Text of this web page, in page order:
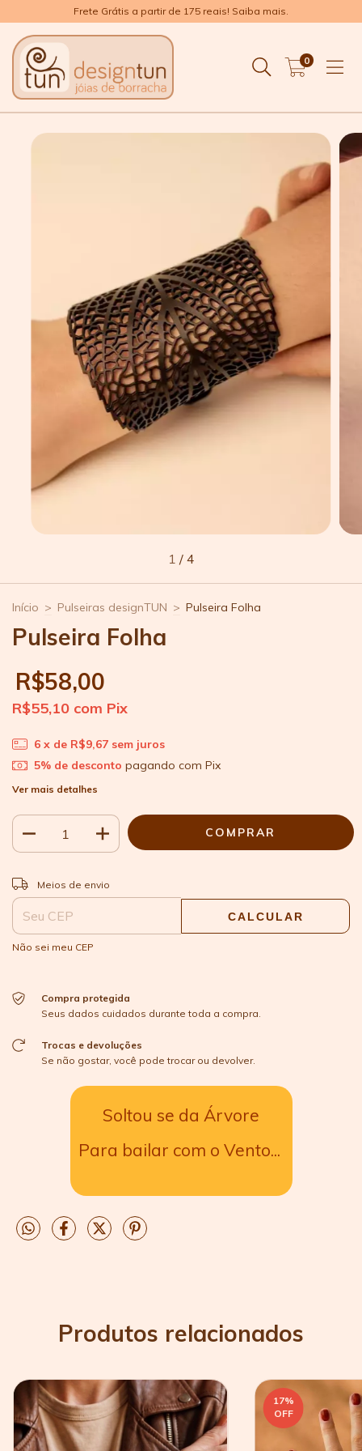
Frete Grátis a partir de 175 reais! Saiba mais.
0
1 / 4
Início > Pulseiras designTUN > Pulseira Folha
Pulseira Folha
R$58,00
R$55,10 com Pix
6 x de R$9,67 sem juros
5% de desconto pagando com Pix
Ver mais detalhes
Entregas para o CEP:
Meios de envio
CALCULAR
Não sei meu CEP
Compra protegida
Seus dados cuidados durante toda a compra.
Trocas e devoluções
Se não gostar, você pode trocar ou devolver.
Soltou se da Árvore
Para bailar com o Vento...
Produtos relacionados
17%
OFF